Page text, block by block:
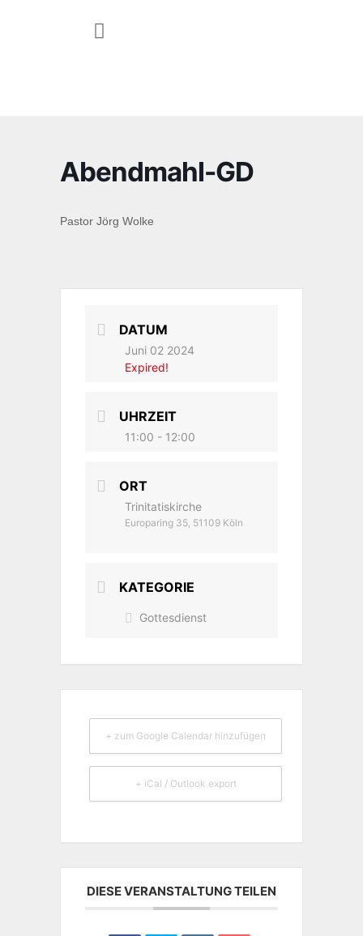
Abendmahl-GD
Pastor Jörg Wolke
DATUM
Juni 02 2024
Expired!
UHRZEIT
11:00 - 12:00
ORT
Trinitatiskirche
Europaring 35, 51109 Köln
KATEGORIE
Gottesdienst
+ zum Google Calendar hinzufügen
+ iCal / Outlook export
DIESE VERANSTALTUNG TEILEN